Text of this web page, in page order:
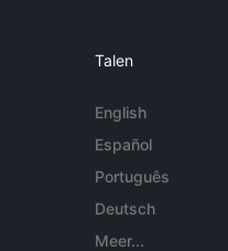
Talen
English
Español
Português
Deutsch
Meer...